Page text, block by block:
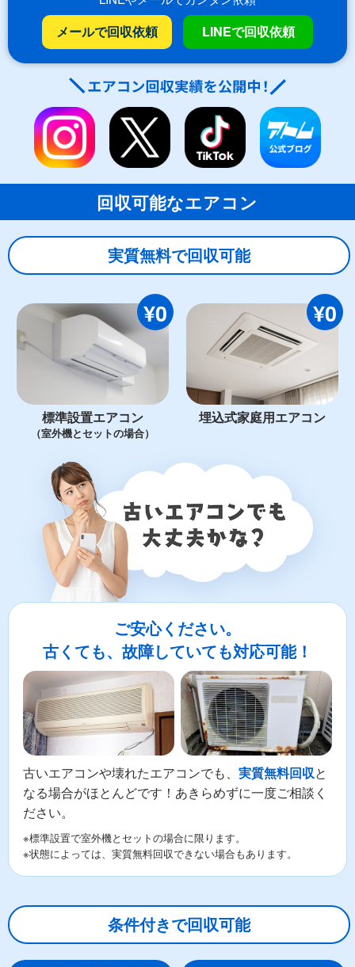
メールで回収依頼 LINEで回収依頼
回収可能なエアコン
実質無料で回収可能
¥0
標準設置エアコン
（室外機とセットの場合）
¥0
埋込式家庭用エアコン
ご安心ください。
古くても、故障していても対応可能！
古いエアコンや壊れたエアコンでも、 実質無料回収と
なる場合がほとんどです！あきらめずに一度ご相談く
ださい。
※標準設置で室外機とセットの場合に限ります。
※状態によっては、実質無料回収できない場合もあります。
条件付きで回収可能